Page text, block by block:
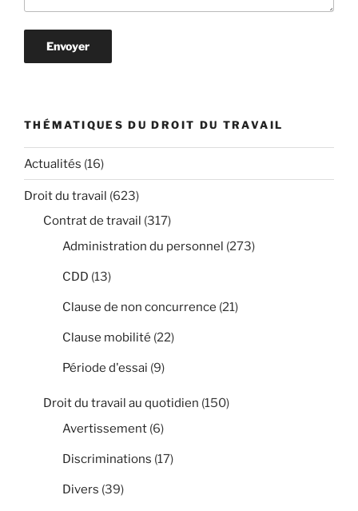
THÉMATIQUES DU DROIT DU TRAVAIL
Actualités (16)
Droit du travail (623)
Contrat de travail (317)
Administration du personnel (273)
CDD (13)
Clause de non concurrence (21)
Clause mobilité (22)
Période d'essai (9)
Droit du travail au quotidien (150)
Avertissement (6)
Discriminations (17)
Divers (39)